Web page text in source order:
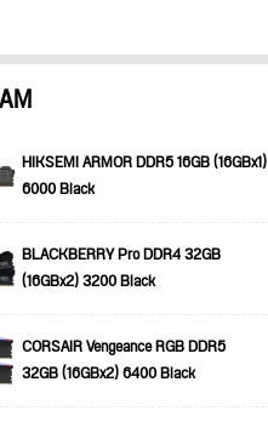
HIKSEMI ARMOR DDR5 16GB (16GBx1)
6000 Black
BLACKBERRY Pro DDR4 32GB
(16GBx2) 3200 Black
CORSAIR Vengeance RGB DDR5
32GB (16GBx2) 6400 Black